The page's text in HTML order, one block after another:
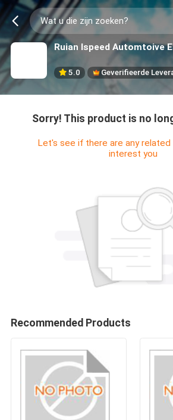
Ruian Ispeed Automtoive
5.0 Geverifieerde
Sorry! This product is no
Let's see if there are any
interest you
Recommended Products